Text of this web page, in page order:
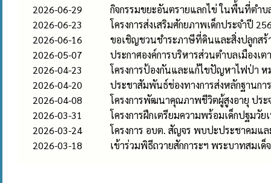
2026-06-29
กิจกรรมขยะอันตรายแลกไข่ ในพื้นที่ตำบ
2026-06-23
โครงการส่งเสริมศักยภาพเด็กประจำปี
2026-06-16
ขอเชิญชวนชำระภาษีที่ดินและสิ่งปลูกสร้
2026-05-07
ประกาศองค์การบริหารส่วนตำบลเมืองเต
2026-04-23
โครงการป้องกันและแก้ไขปัญหาไฟป่า
2026-04-20
ประชาสัมพันธ์ช่องทางการส่งหลักฐานกา
2026-04-08
โครงการพัฒนาคุณภาพชีวิตผู้สูงอายุ ประ
2026-03-31
โครงการฝึกเตรียมความพร้อมเด็กปฐม
2026-03-24
โครงการ อบต. สัญจร พบปะประชาคมแ
2026-03-18
เข้าร่วมพิธีถวายสักการะฯ พระบาทสมเ